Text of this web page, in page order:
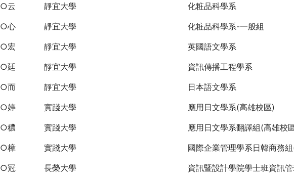
云 靜宜大學
化粧品科學系
心 靜宜大學
化粧品科學系-一般組
宏 靜宜大學
英國語文學系
廷 靜宜大學
資訊傳播工程學系
而 靜宜大學
日本語文學系
○婷 實踐大學
應用日文學系(高雄校區)
穠 實踐大學
應用日文學系翻譯組(高雄校
樟 實踐大學
國際企業管理學系日韓商務
冠 長榮大學
資訊暨設計學院學士班資訊